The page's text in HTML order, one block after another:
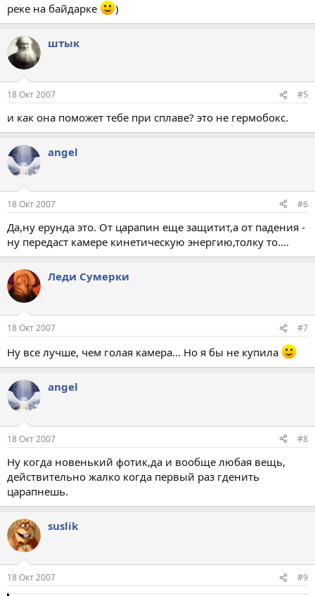
реке на байдарке
)
штык
18 Окт 2007 #5
и как она поможет тебе при сплаве? это не гермобокс.
angel
18 Окт 2007 #6
Да,ну ерунда это. От царапин еще защитит,а от падения -
ну передаст камере кинетическую энергию,толку то....
Леди Сумерки
18 Окт 2007 #7
Ну все лучше, чем голая камера... Но я бы не купила
angel
18 Окт 2007 #8
Ну когда новенький фотик,да и вообще любая вещь,
действительно жалко когда первый раз гденить
царапнешь.
suslik
18 Окт 2007 #9